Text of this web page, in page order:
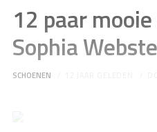
12 paar
Sophia
SCHOENEN